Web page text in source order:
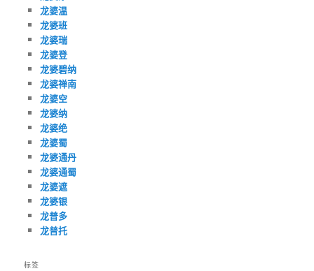
龙婆温
龙婆班
龙婆瑞
龙婆登
龙婆碧纳
龙婆禅南
龙婆空
龙婆纳
龙婆绝
龙婆蜀
龙婆通丹
龙婆通蜀
龙婆遮
龙婆银
龙普多
龙普托
标签